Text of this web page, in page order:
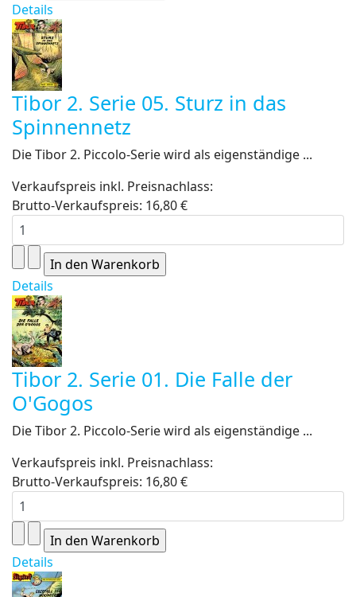
Details
Tibor 2. Serie 05. Sturz in das
Spinnennetz
Die Tibor 2. Piccolo-Serie wird als eigenständige ...
Verkaufspreis inkl. Preisnachlass:
Brutto-Verkaufspreis: 16,80 €
Details
Tibor 2. Serie 01. Die Falle der
O'Gogos
Die Tibor 2. Piccolo-Serie wird als eigenständige ...
Verkaufspreis inkl. Preisnachlass:
Brutto-Verkaufspreis: 16,80 €
Details